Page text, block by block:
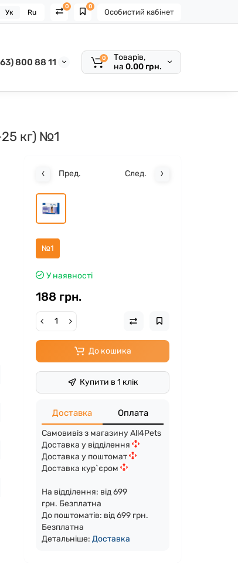
Особистий кабінет
0
0
Ук Ru
800 88 11 0
Товарів,
на 0.00 грн.
25 кг) №1
Пред. След.
№1
У наявності
188 грн.
До кошика
Купити в 1 клік
Доставка Оплата
Самовивіз з магазину All4Pets
Доставка у відділення
Доставка у поштомат
Доставка кур`єром
На відділення: від 699
грн. Безплатна
До поштоматів: від 699 грн.
Безплатна
Детальніше:Доставка